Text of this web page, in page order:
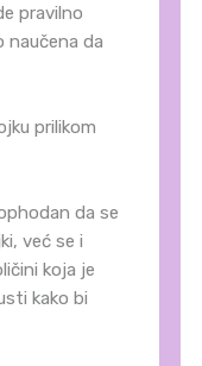
pravilno
naučena da
prilikom
da se
već se i
koja je
kako bi